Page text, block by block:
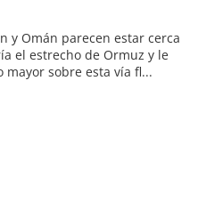
y Omán parecen estar cerca
el estrecho de Ormuz y le
sobre esta vía fl...